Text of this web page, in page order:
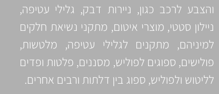
והצבע לרכב כגון, ניירות דבק, גלילי עטיפה,
ניילון סטטי, מוצרי איטום, מתקני נשיאת חלקים
למיניהם, מתקנים לגלילי עטיפה, מלטשות,
פולישים, ספוגים לפוליש, מסננים, פלטות ופדים
לליטוש ולפוליש, ספוג בין דלתות ורבים אחרים.